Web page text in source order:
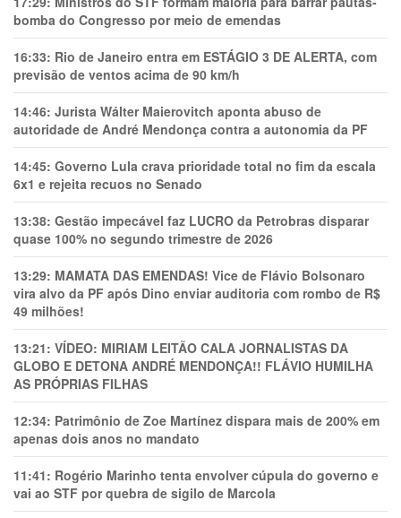
bomba do Congresso por meio de emendas
16:33: Rio de Janeiro entra em ESTÁGIO 3 DE ALERTA, com
previsão de ventos acima de 90 km/h
14:46: Jurista Wálter Maierovitch aponta abuso de
autoridade de André Mendonça contra a autonomia da PF
14:45: Governo Lula crava prioridade total no fim da escala
6x1 e rejeita recuos no Senado
13:38: Gestão impecável faz LUCRO da Petrobras disparar
quase 100% no segundo trimestre de 2026
13:29: MAMATA DAS EMENDAS! Vice de Flávio Bolsonaro
vira alvo da PF após Dino enviar auditoria com rombo de R$
49 milhões!
13:21: VÍDEO: MIRIAM LEITÃO CALA JORNALISTAS DA
GLOBO E DETONA ANDRÉ MENDONÇA!! FLÁVIO HUMILHA
AS PRÓPRIAS FILHAS
12:34: Patrimônio de Zoe Martínez dispara mais de 200% em
apenas dois anos no mandato
11:41: Rogério Marinho tenta envolver cúpula do governo e
vai ao STF por quebra de sigilo de Marcola